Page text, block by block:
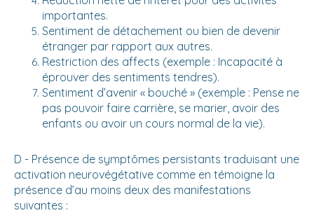
importantes.
Sentiment de détachement ou bien de devenir
étranger par rapport aux autres.
Restriction des affects (exemple : Incapacité à
éprouver des sentiments tendres).
Sentiment d’avenir « bouché » (exemple : Pense ne
pas pouvoir faire carrière, se marier, avoir des
enfants ou avoir un cours normal de la vie).
D - Présence de symptômes persistants traduisant une
activation neurovégétative comme en témoigne la
présence d’au moins deux des manifestations
suivantes :